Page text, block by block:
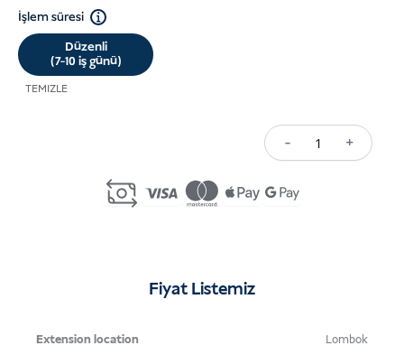
İşlem süresi
Düzenli
(7-10 iş günü)
TEMIZLE
-
Tourist
Entry
+
Fiyat Listemiz
Uzatma
İşlem
Lombok